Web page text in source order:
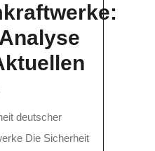
deutscher
Die Sicherheit